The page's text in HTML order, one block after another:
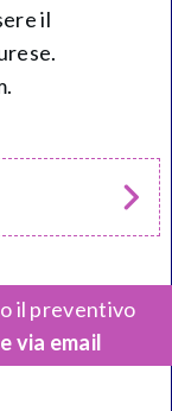
il
il preventivo
via email